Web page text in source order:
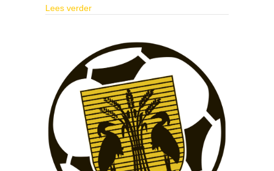
Lees verderabout Reiger Boys m.b.t. coronavirus 24 april